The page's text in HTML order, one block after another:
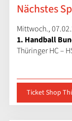
Nächstes
Mittwoch.,
1. Handball
Thüringer HC –
Ticket Shop